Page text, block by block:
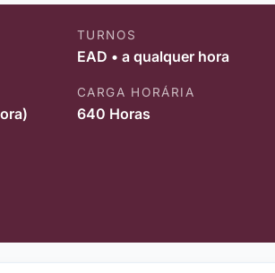
TURNOS
EAD • a qualquer hora
CARGA HORÁRIA
640 Horas